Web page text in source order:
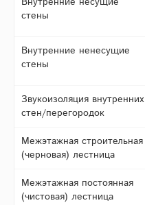
стены
Внутренние ненесущие
стены
Звукоизоляция внутренних
стен/перегородок
Межэтажная строительная
(черновая) лестница
Межэтажная постоянная
(чистовая) лестница